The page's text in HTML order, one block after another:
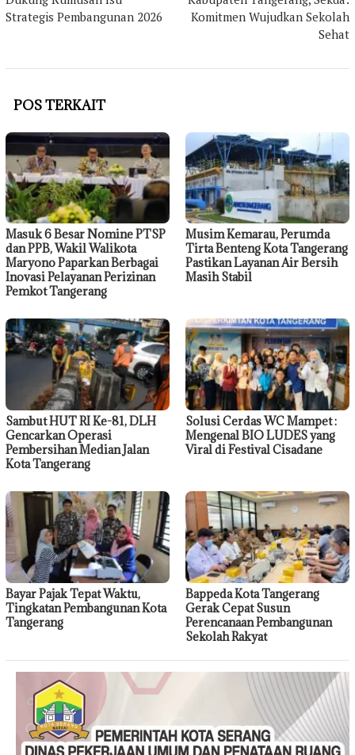
Strategis Pembangunan 2026
Komitmen Wujudkan Sekolah
Sehat
POS TERKAIT
Masuk 6 Besar Nomine PTSP
dan PPB, Wakil Walikota
Maryono Paparkan Berbagai
Inovasi Pelayanan Perizinan
Pemkot Tangerang
Musim Kemarau, Perumda
Tirta Benteng Kota Tangerang
Pastikan Layanan Air Bersih
Masih Stabil
Sambut HUT RI Ke-81, DLH
Gencarkan Operasi
Pembersihan Median Jalan
Kota Tangerang
Solusi Cerdas WC Mampet :
Mengenal BIO LUDES yang
Viral di Festival Cisadane
Bayar Pajak Tepat Waktu,
Tingkatan Pembangunan Kota
Tangerang
Bappeda Kota Tangerang
Gerak Cepat Susun
Perencanaan Pembangunan
Sekolah Rakyat